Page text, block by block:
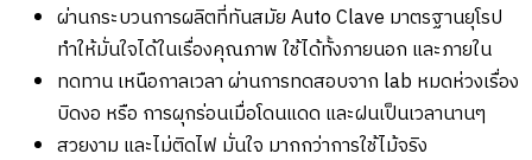
ผ่านกระบวนการผลิตที่ทันสมัย Auto Clave มาตรฐานยุโรป
ทำให้มั่นใจได้ในเรื่องคุณภาพ ใช้ได้ทั้งภายนอก และภายใน
ทดทาน เหนือกาลเวลา ผ่านการทดสอบจาก lab หมดห่วงเรื่อง
บิดงอ หรือ การผุกร่อนเมื่อโดนแดด และฝนเป็นเวลานานๆ
สวยงาม และไม่ติดไฟ มั่นใจ มากกว่าการใช้ไม้จริง